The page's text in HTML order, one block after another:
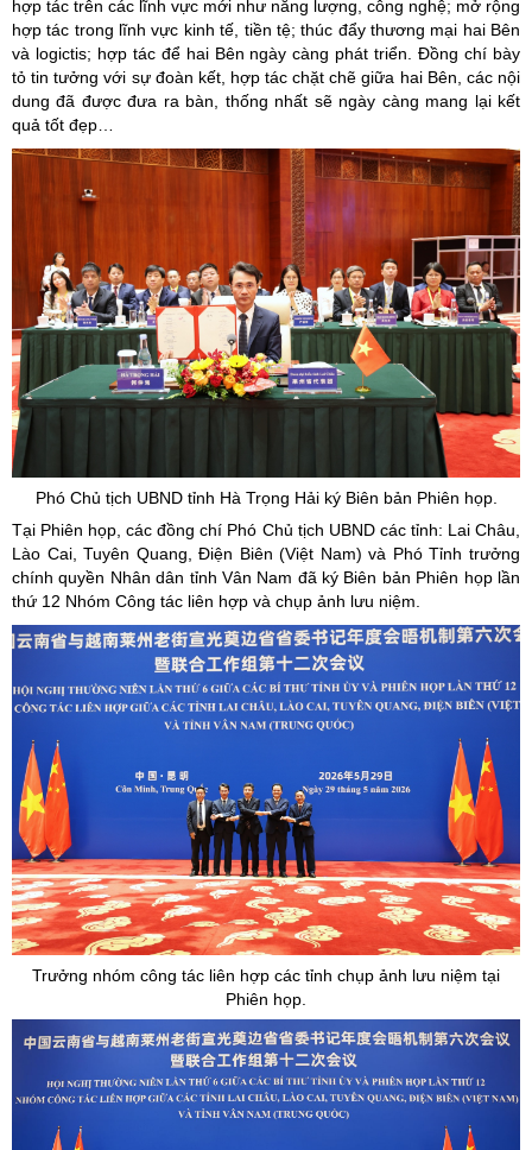
hợp tác trên các lĩnh vực mới như năng lượng, công nghệ; mở rộng
hợp tác trong lĩnh vực kinh tế, tiền tệ; thúc đẩy thương mại hai Bên
và logictis; hợp tác để hai Bên ngày càng phát triển. Đồng chí bày
tỏ tin tưởng với sự đoàn kết, hợp tác chặt chẽ giữa hai Bên, các nội
dung đã được đưa ra bàn, thống nhất sẽ ngày càng mang lại kết
quả tốt đẹp…
Phó Chủ tịch UBND tỉnh Hà Trọng Hải ký Biên bản Phiên họp.
Tại Phiên họp, các đồng chí Phó Chủ tịch UBND các tỉnh: Lai Châu,
Lào Cai, Tuyên Quang, Điện Biên (Việt Nam) và Phó Tỉnh trưởng
chính quyền Nhân dân tỉnh Vân Nam đã ký Biên bản Phiên họp lần
thứ 12 Nhóm Công tác liên hợp và chụp ảnh lưu niệm.
Trưởng nhóm công tác liên hợp các tỉnh chụp ảnh lưu niệm tại
Phiên họp.